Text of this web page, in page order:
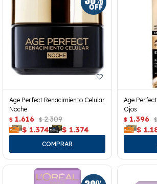
Age Perfect Renacimiento Celular
Noche
$ 1.616 $ 2.309
$ 1.374 $ 1.374
Age
Ojos
$ 1.396 $
$